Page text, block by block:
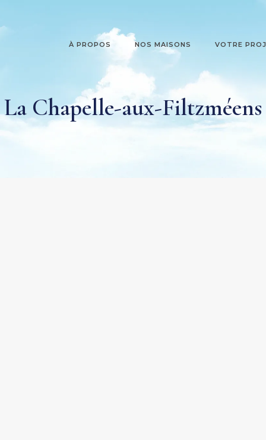
À PROPOS NOS MAISONS VOTRE
La Chapelle-aux-Filtzméens